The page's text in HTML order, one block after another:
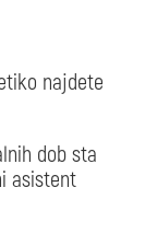
najdete
dob sta
asistent